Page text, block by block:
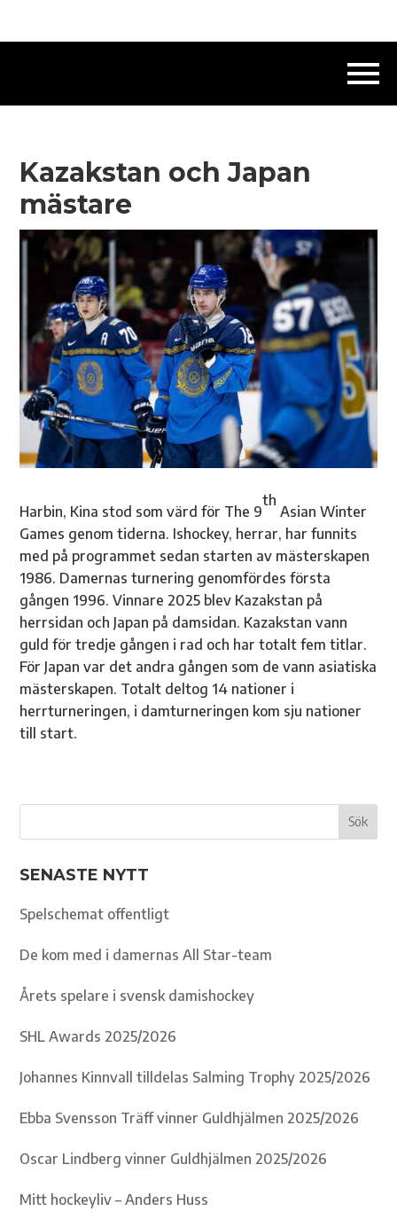
Kazakstan och Japan
mästare
Harbin, Kina stod som värd för The 9
th
Asian Winter
Games genom tiderna. Ishockey, herrar, har funnits
med på programmet sedan starten av mästerskapen
1986. Damernas turnering genomfördes första
gången 1996. Vinnare 2025 blev Kazakstan på
herrsidan och Japan på damsidan. Kazakstan vann
guld för tredje gången i rad och har totalt fem titlar.
För Japan var det andra gången som de vann asiatiska
mästerskapen. Totalt deltog 14 nationer i
herrturneringen, i damturneringen kom sju nationer
till start.
SENASTE NYTT
Spelschemat offentligt
De kom med i damernas All Star-team
Årets spelare i svensk damishockey
SHL Awards 2025/2026
Johannes Kinnvall tilldelas Salming Trophy 2025/2026
Ebba Svensson Träff vinner Guldhjälmen 2025/2026
Oscar Lindberg vinner Guldhjälmen 2025/2026
Mitt hockeyliv – Anders Huss